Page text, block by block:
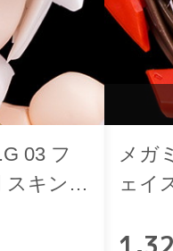
03 フ
スキンカ
メガ
ェイ